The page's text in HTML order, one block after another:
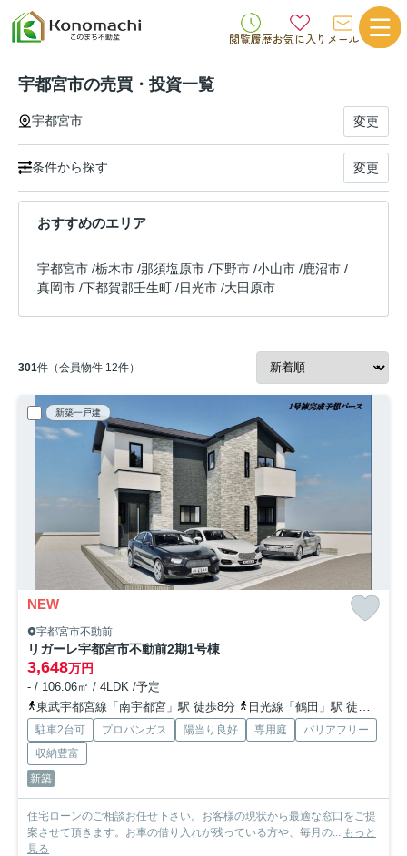
閲覧履歴お気に入り メール
宇都宮市の売買・投資一覧
宇都宮市 変更
条件から探す 変更
おすすめのエリア
宇都宮市 /栃木市 /那須塩原市 /下野市 /小山市 /鹿沼市 /
真岡市 /下都賀郡壬生町 /日光市 /大田原市
301件（会員物件 12件）
新築一戸建
NEW
宇都宮市不動前
リガーレ宇都宮市不動前2期1号棟
3,648万円
- / 106.06㎡ / 4LDK /予定
東武宇都宮線「南宇都宮」駅 徒歩8分
日光線「鶴田」駅 徒歩29分
駐車2台可 プロパンガス 陽当り良好 専用庭
バリアフリー
収納豊富
新築
住宅ローンのご相談お任せ下さい。お客様の現状から最適な窓口をご提
案させて頂きます。お車の借り入れが残っている方や、毎月の...
もっと
見る